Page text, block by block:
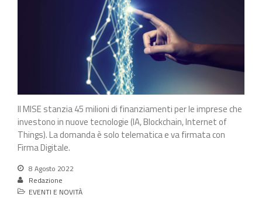
Il MISE stanzia 45 milioni di finanziamenti per le imprese che
investono in nuove tecnologie (IA, Blockchain, Internet of
Things). La domanda è solo telematica e va firmata con
Firma Digitale.
8 Agosto 2022
Redazione
EVENTI E NOVITÀ